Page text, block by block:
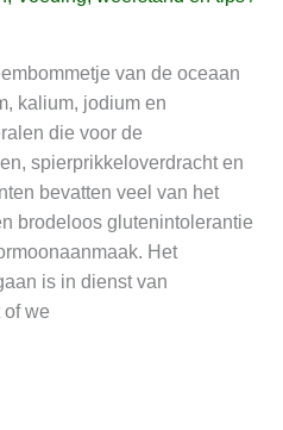
van de oceaan
kalium, jodium en
die voor de
spierprikkeloverdracht en
bevatten veel van het
brodeloos glutenintolerantie
Het
is in dienst van
we